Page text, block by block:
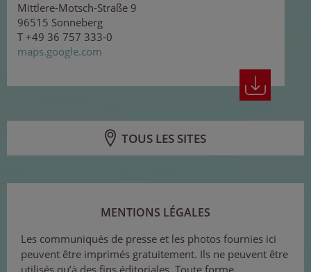
Mittlere-Motsch-Straße 9
96515 Sonneberg
T +49 36 757 333-0
maps.google.com
TOUS LES SITES
MENTIONS LÉGALES
Les communiqués de presse et les photos fournies ici
peuvent être imprimés gratuitement. Ils ne peuvent être